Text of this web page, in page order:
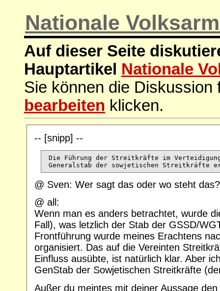
Nationale
Auf dieser Seite
Hauptartikel Nationale
Sie können die
bearbeiten klicken.
-- [snipp] --
Die Führung der Streitkräfte im
@ Sven: Wer sagt das oder wo steht das?
@ all:
Wenn man es anders betrachtet, wurde
Fall), was letzlich der Stab der GSSD/
Frontführung wurde meines Erachtens
organisiert. Das auf die Vereinten
Einfluss ausübte, ist natürlich klar. Aber
GenStab der Sowjetischen Streitkräfte
Außer du meintes mit deiner Aussage